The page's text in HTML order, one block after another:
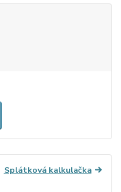
Splátková kalkulačka